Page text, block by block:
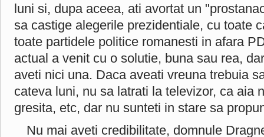
luni si, dupa aceea, ati avortat un
sa castige alegerile prezidentiale, cu toate
toate partidele politice romanesti in afara
actual a venit cu o solutie, buna sau rea,
aveti nici una. Daca aveati vreuna trebuia
cateva luni, nu sa latrati la televizor, ca aia
gresita, etc, dar nu sunteti in stare sa
Nu mai aveti credibilitate, domnule